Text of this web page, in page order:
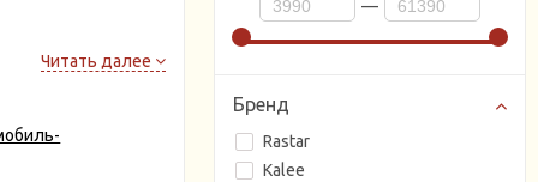
—
Бренд
Rastar
Kalee
радости,
направлении.
Читать далее